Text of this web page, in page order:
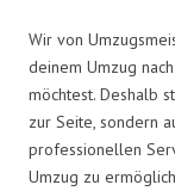
Wir von
deinem Umzug
möchtest. Deshalb
zur Seite, sondern
professionellen
Umzug zu